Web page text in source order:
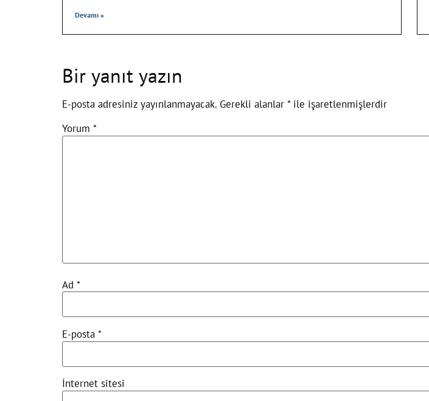
Devamı »
Bir yanıt yazın
E-posta adresiniz yayınlanmayacak. Gerekli alanlar *ile işaretlenmişlerdir
Yorum *
Ad *
E-posta *
İnternet sitesi